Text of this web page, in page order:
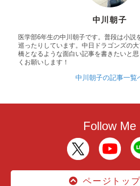
中川朝子
医学部6年生の中川朝子です。普段は小説
巡ったりしています。中日ドラゴンズの
橋となるような面白い記事を書きたいと
くお願いします！
中川朝子の記事一覧
Follow Me
ページトッ